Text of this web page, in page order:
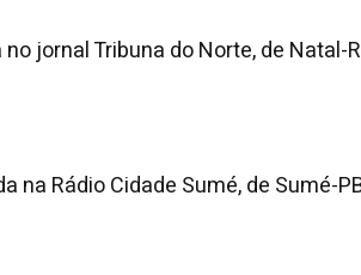
jornal Tribuna do Norte, de Natal-
Rádio Cidade Sumé, de Sumé-